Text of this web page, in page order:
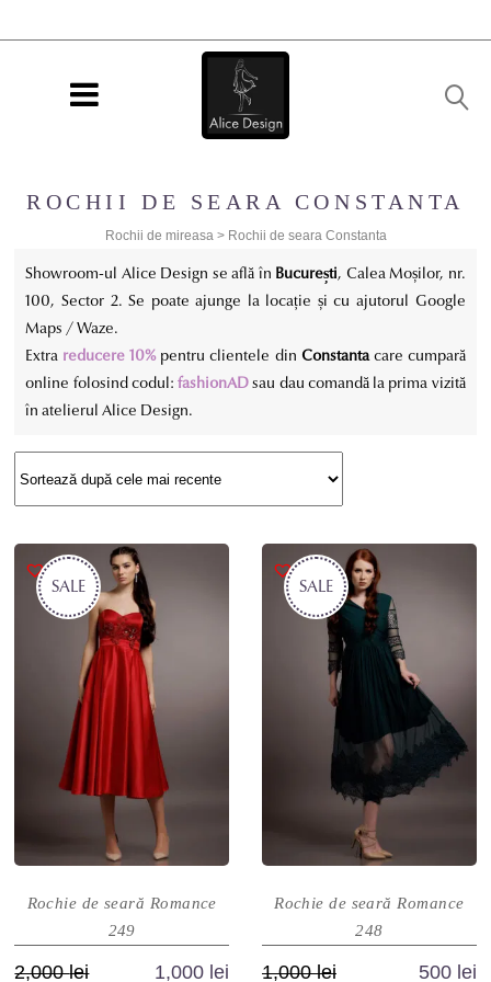
ROCHII DE SEARA CONSTANTA
Rochii de mireasa> Rochii de seara Constanta
Showroom-ul Alice Design se află în București, Calea Moșilor, nr.
100, Sector 2. Se poate ajunge la locație și cu ajutorul Google
Maps / Waze.
Extra reducere 10% pentru clientele din Constantacare cumpară
online folosind codul:fashionADsau dau comandă la prima vizită
în atelierul Alice Design.
SALE
Rochie de seară Romance
249
2,000leiPrețul
1,000 lei
Prețul
SALE
Rochie de seară Romance
248
1,000leiPrețul
500 lei
Prețul